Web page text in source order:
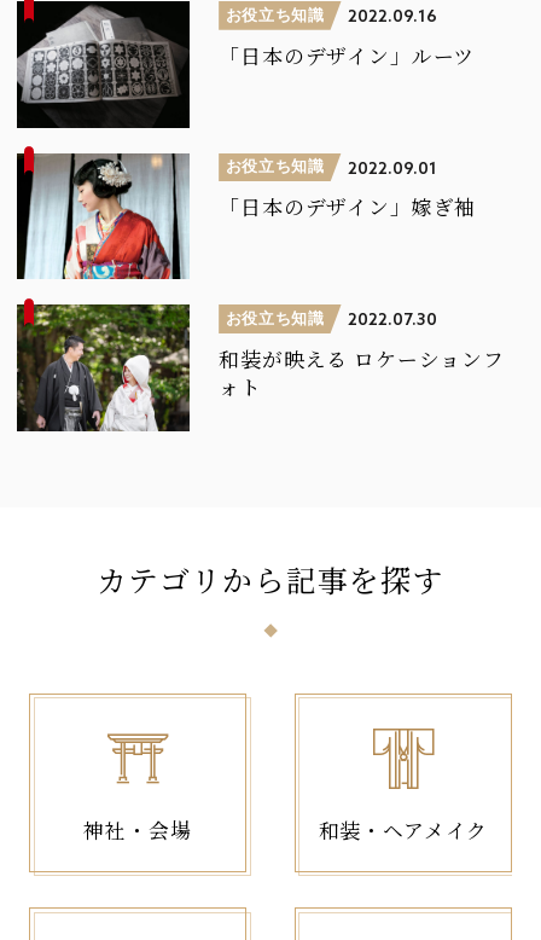
お役立ち知識 2022.09.16
「日本のデザイン」ルーツ
お役立ち知識 2022.09.01
「日本のデザイン」嫁ぎ袖
お役立ち知識 2022.07.30
和装が映える ロケーションフ
ォト
カテゴリ から記事を探す
神社・会場 和装・ヘアメイク